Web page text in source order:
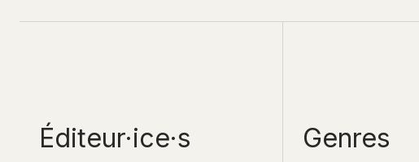
Éditeur·ice·s Genres